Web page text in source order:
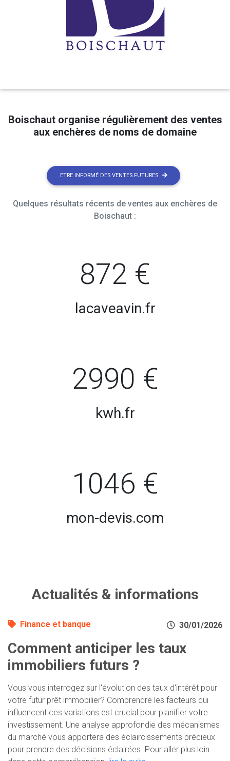
Boischaut organise régulièrement des ventes
aux enchères de noms de domaine
ETRE INFORMÉ DES VENTES FUTURES
Quelques résultats récents de ventes aux enchères de
Boischaut :
872 €
lacaveavin.fr
2990 €
kwh.fr
1046 €
mon-devis.com
Actualités & informations
Finance et banque 30/01/2026
Comment anticiper les taux
immobiliers futurs ?
Vous vous interrogez sur l'évolution des taux d'intérêt pour
votre futur prêt immobilier? Comprendre les facteurs qui
influencent ces variations est crucial pour planifier votre
investissement. Une analyse approfondie des mécanismes
du marché vous apportera des éclaircissements précieux
pour prendre des décisions éclairées. Pour aller plus loin